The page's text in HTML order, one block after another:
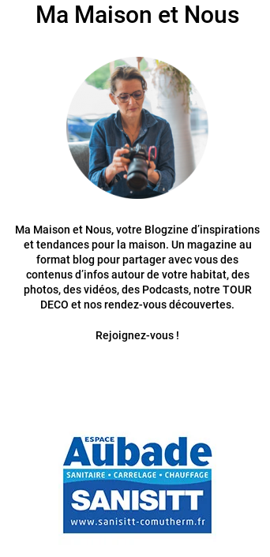
Ma Maison et Nous
Ma Maison et Nous, votre Blogzine d’inspirations
et tendances pour la maison. Un magazine au
format blog pour partager avec vous des
contenus d’infos autour de votre habitat, des
photos, des vidéos, des Podcasts, notre TOUR
DECO et nos rendez-vous découvertes.
Rejoignez-vous !